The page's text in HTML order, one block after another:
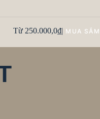
Từ 250.000,0₫|